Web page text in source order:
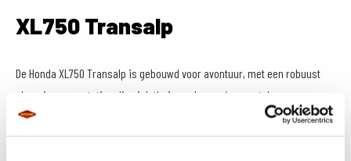
XL750 Transalp
De Honda XL750 Transalp is gebouwd voor avontuur, met een robuust
chassis en prestaties die zich thuis voelen op én naast de weg.